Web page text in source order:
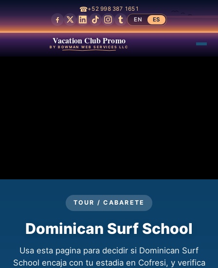
☎+52 998 387 1651
EN
ES
Vacation Club Promo
BY BOWMAN WEB SERVICES LLC
TOUR / CABARETE
Dominican Surf School
Usa esta pagina para decidir si Dominican Surf
School encaja con tu estadia en Cofresi, y verifica